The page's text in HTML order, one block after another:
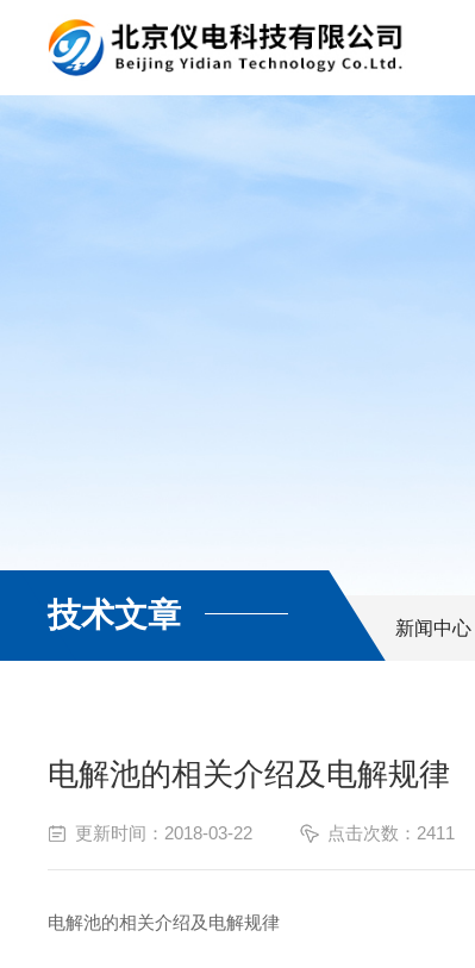
技术文章 新闻中心
电解池的相关介绍及电解规律
更新时间：2018-03-22 点击次数：2411
电解池的相关介绍及电解规律